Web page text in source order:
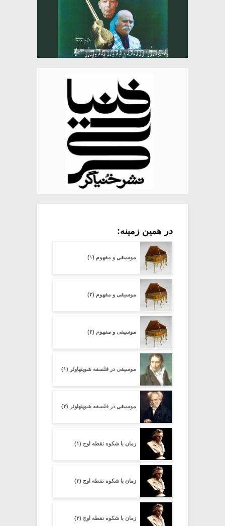
در همین زمینه:
موسیقی و مفهوم (۱)
موسیقی و مفهوم (۲)
موسیقی و مفهوم (۳)
موسیقی در فلسفه شوپنهاوئر (۱)
موسیقی در فلسفه شوپنهاوئر (۲)
زمان با شکوه نقطه اوج (۱)
زمان با شکوه نقطه اوج (۲)
زمان با شکوه نقطه اوج (۳)